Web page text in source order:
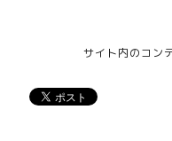
サイト内のコン